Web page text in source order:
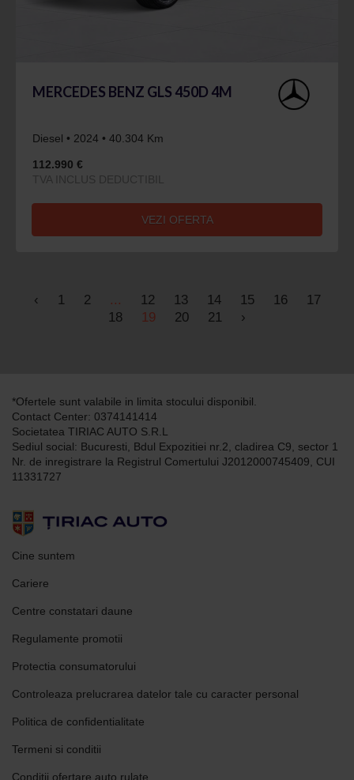
MERCEDES BENZ GLS 450D 4M
Diesel • 2024 • 40.304 Km
112.990 €
TVA INCLUS DEDUCTIBIL
VEZI OFERTA
‹ 1 2 ... 12 13 14 15 16
17
18
19 20 21 ›
*Ofertele sunt valabile in limita stocului disponibil.
Contact Center: 0374141414
Societatea TIRIAC AUTO S.R.L
Sediul social: Bucuresti, Bdul Expozitiei nr.2, cladirea C9, sector 1
Nr. de inregistrare la Registrul Comertului J2012000745409, CUI
11331727
Cine suntem
Cariere
Centre constatari daune
Regulamente promotii
Protectia consumatorului
Controleaza prelucrarea datelor tale cu caracter personal
Politica de confidentialitate
Termeni si conditii
Conditii ofertare auto rulate